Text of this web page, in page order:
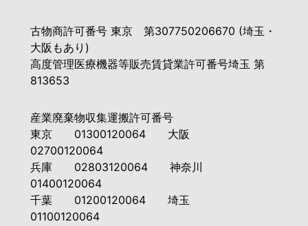
古物商許可番号 東京 第307750206670 (埼玉・
大阪もあり)
高度管理医療機器等販売賃貸業許可番号埼玉 第
813653
産業廃棄物収集運搬許可番号
東京 01300120064 大阪
02700120064
兵庫 02803120064 神奈川
01400120064
千葉 01200120064 埼玉
01100120064